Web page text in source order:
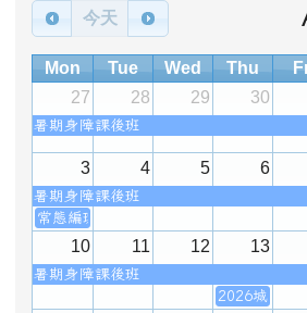
今天
Mon Tue Wed Thu
27
28 29 30
暑期身障課後班
3 4 5 6
暑期身障課後班
常態編班會議
10 11 12 13
暑期身障課後班
2026城鎮韌